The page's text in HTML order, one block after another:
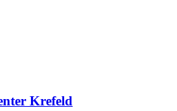
Krefeld